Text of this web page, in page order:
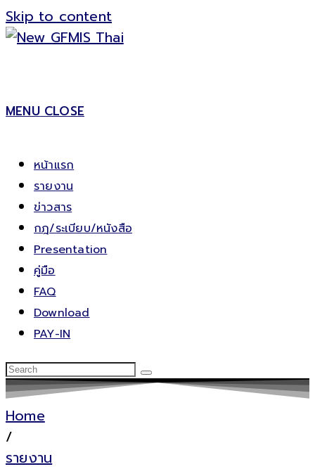
Skip to content
MENU CLOSE
หน้าแรก
รายงาน
ข่าวสาร
กฎ/ระเบียบ/หนังสือ
Presentation
คู่มือ
FAQ
Download
PAY-IN
Home
/
รายงาน